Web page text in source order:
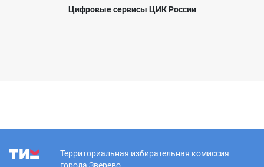
Цифровые сервисы ЦИК России
Территориальная избирательная комиссия
города Зверево